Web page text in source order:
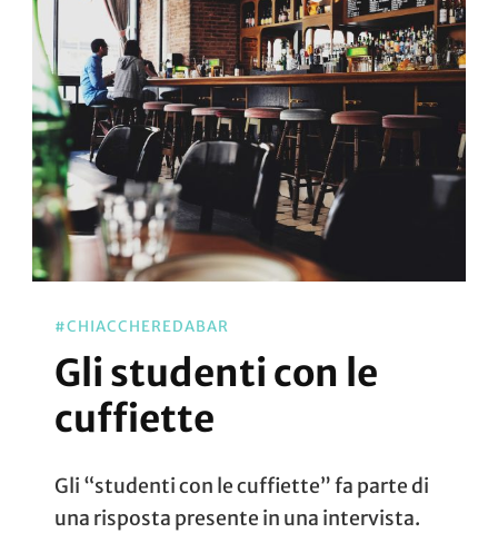
#CHIACCHEREDABAR
Gli studenti con le
cuffiette
Gli “studenti con le cuffiette” fa parte di
una risposta presente in una intervista.